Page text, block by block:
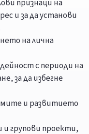
признаци на
и за да установи
на лична
с периоди на
за да избегне
и развитието
и групови проекти,